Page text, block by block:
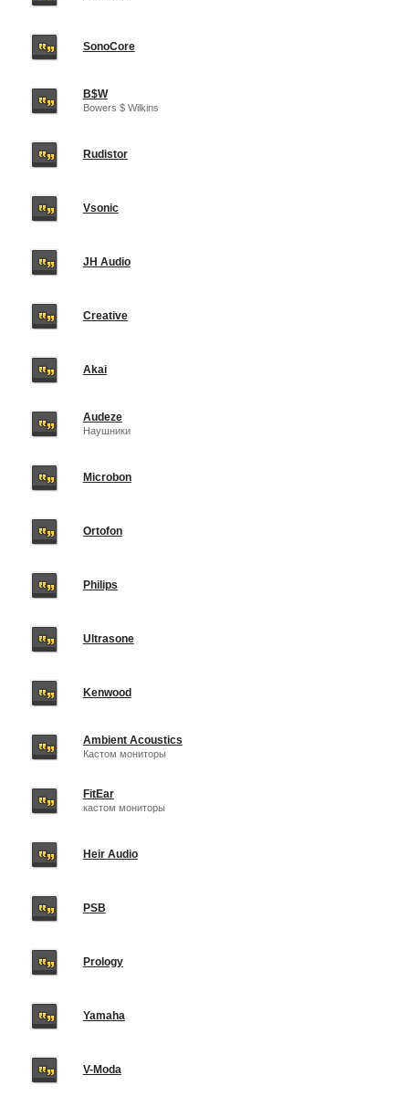
SonoCore
B$W
Bowers $ Wilkins
Rudistor
Vsonic
JH Audio
Creative
Akai
Audeze
Наушники
Microbon
Ortofon
Philips
Ultrasone
Kenwood
Ambient Acoustics
Кастом мониторы
FitEar
кастом мониторы
Heir Audio
PSB
Prology
Yamaha
V-Moda